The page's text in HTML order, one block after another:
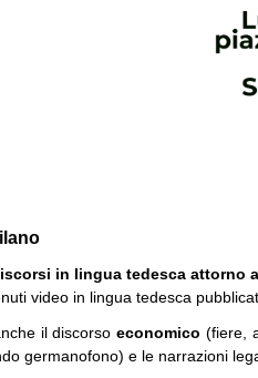
in lingua tedesca attorno
video in lingua tedesca
il discorsoeconomico(fiere,
germanofono) e le narrazioni